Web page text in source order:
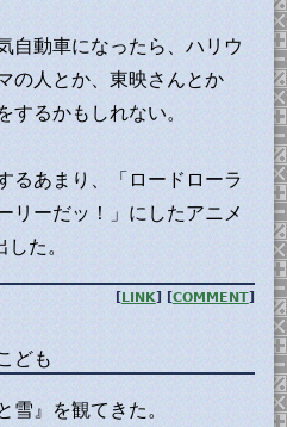
自動車になったら、ハリウ
の人とか、東映さんとか
するかもしれない。
るあまり、「ロードローラ
リーだッ！」にしたアニメ
た。
[LINK] [COMMENT]
ども
』を観てきた。